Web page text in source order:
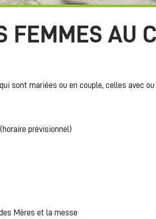
FEMMES AU
sont mariées ou en couple, celles avec
prévisionnel)
Mères et la messe